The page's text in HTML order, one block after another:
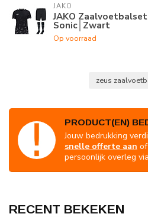
JAKO
JAKO Zaalvoetbalset
Sonic│Zwart
Op voorraad
zeus
PRODUCT(EN)
Jouw bedrukking
snelle offerte aan
persoonlijk overleg via
RECENT BEKEKEN